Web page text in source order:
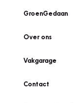
GroenGedaan
Over ons
Vakgarage
Contact